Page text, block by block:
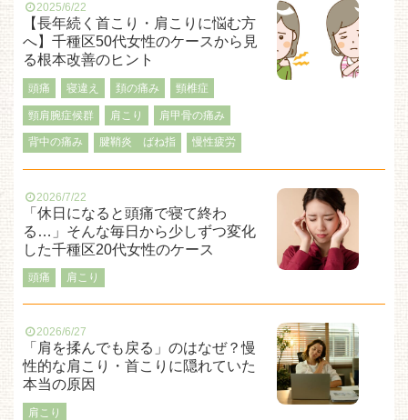
2025/6/22
【長年続く首こり・肩こりに悩む方
へ】千種区50代女性のケースから見
る根本改善のヒント
頭痛 寝違え 頚の痛み 頸椎症
頸肩腕症候群 肩こり 肩甲骨の痛み
背中の痛み 腱鞘炎 ばね指 慢性疲労
2026/7/22
「休日になると頭痛で寝て終わ
る…」そんな毎日から少しずつ変化
した千種区20代女性のケース
頭痛 肩こり
2026/6/27
「肩を揉んでも戻る」のはなぜ？慢
性的な肩こり・首こりに隠れていた
本当の原因
肩こり